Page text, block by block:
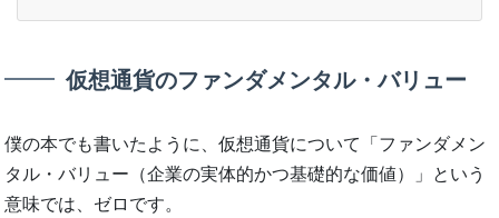
仮想通貨のファンダメンタル・バリュー
僕の本でも書いたように、仮想通貨について「ファンダメン
タル・バリュー（企業の実体的かつ基礎的な価値）」という
意味では、ゼロです。